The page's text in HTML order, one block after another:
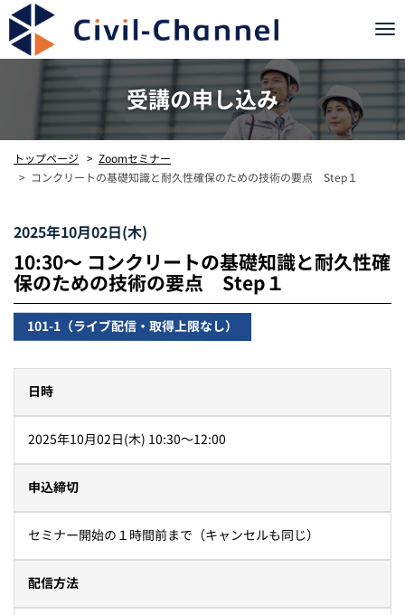
受講の申し込み
トップページ Zoomセミナー
コンクリートの基礎知識と耐久性確保のための技術の要点 Step１
2025年10月02日(木)
10:30〜 コンクリートの基礎知識と耐久性確
保のための技術の要点 Step１
101-1（ライブ配信・取得上限なし）
日時
2025年10月02日(木) 10:30〜12:00
申込締切
セミナー開始の１時間前まで（キャンセルも同じ）
配信方法